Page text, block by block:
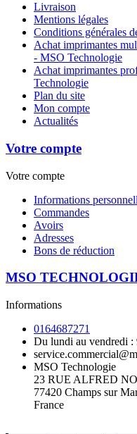
Livraison
Mentions légales
Conditions générales
Achat imprimantes
- MSO Technologie
Achat imprimantes
Technologie
Plan du site
Mon compte
Actualités
Votre compte
Votre compte
Informations
Commandes
Avoirs
Adresses
Bons de réduction
MSO
Informations
0164687271
Du lundi au vendredi :
MSO Technologie
23 RUE ALFRED
77420 Champs sur
France